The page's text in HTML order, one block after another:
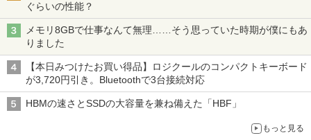
ぐらいの性能？
メモリ8GBで仕事なんて無理……そう思っていた時期が僕にもあ
りました
【本日みつけたお買い得品】ロジクールのコンパクトキーボード
が3,720円引き。Bluetoothで3台接続対応
HBMの速さとSSDの大容量を兼ね備えた「HBF」
もっと見る